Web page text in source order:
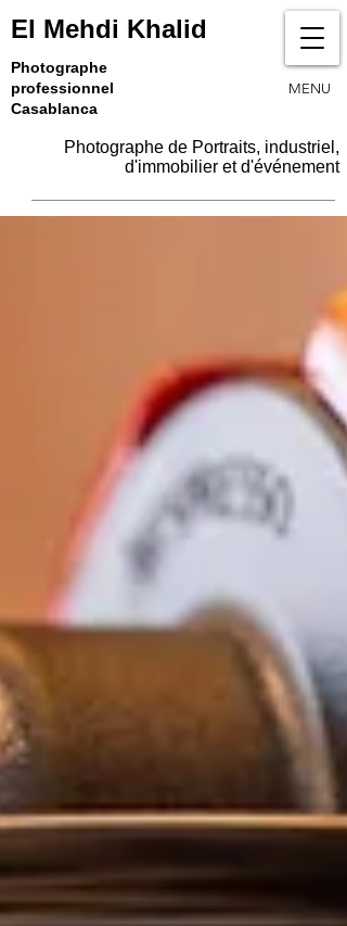
El Mehdi Khalid
Photographe
professionnel
Casablanca
MENU
Photographe de Portraits, industriel,
d'immobilier et d'événement